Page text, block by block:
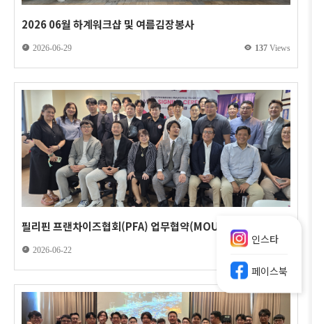
2026 06월 하계워크샵 및 여름김장봉사
2026-06-29 137 Views
필리핀 프랜차이즈협회(PFA) 업무협약(MOU) 체결
2026-06-22
인스타
페이스북